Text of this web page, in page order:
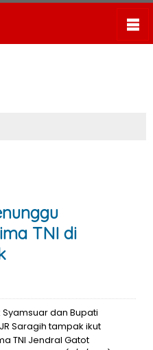
TNI di
dan Bupati
Saragih tampak ikut
TNI Jendral Gatot